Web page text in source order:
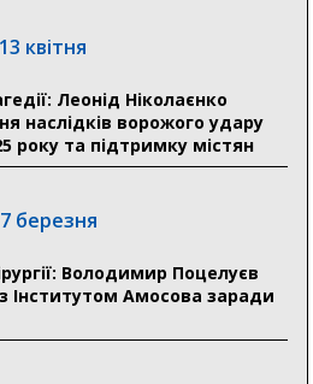
виплату пенсій: у
пояснили, що робити
20 полеглих Героїв
міста Суми»
30 липня
13 квітня
Леонід Ніколаєнко
наслідків ворожого удару
року та підтримку містян
березня
Володимир Поцелуєв
Інститутом Амосова заради